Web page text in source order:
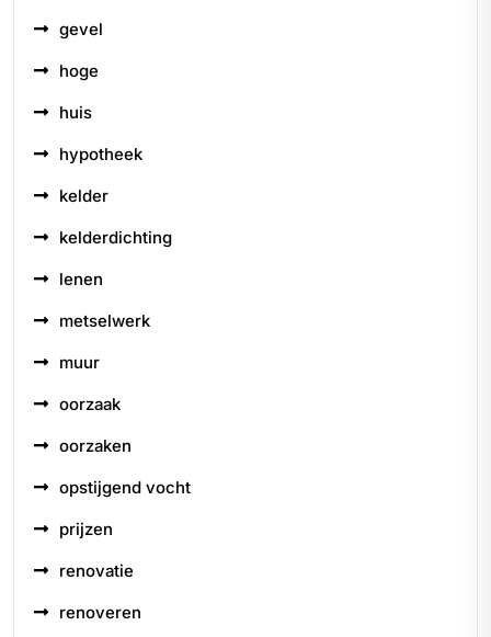
gevel
hoge
huis
hypotheek
kelder
kelderdichting
lenen
metselwerk
muur
oorzaak
oorzaken
opstijgend vocht
prijzen
renovatie
renoveren